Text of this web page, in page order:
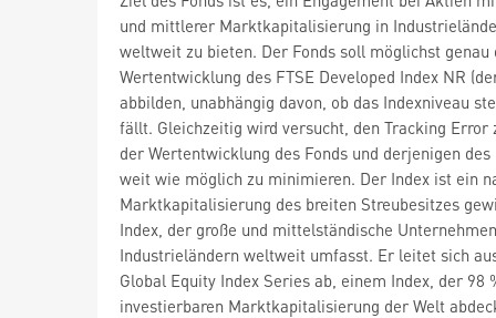
und mittlerer Marktkapitalisierung in
weltweit zu bieten. Der Fonds soll möglichst genau
Wertentwicklung des FTSE Developed Index NR
abbilden, unabhängig davon, ob das Indexniveau
fällt. Gleichzeitig wird versucht, den Tracking Error
der Wertentwicklung des Fonds und derjenigen des
weit wie möglich zu minimieren. Der Index ist ein
Marktkapitalisierung des breiten Streubesitzes
Index, der große und mittelständische
Industrieländern weltweit umfasst. Er leitet sich
Global Equity Index Series ab, einem Index, der 98
investierbaren Marktkapitalisierung der Welt